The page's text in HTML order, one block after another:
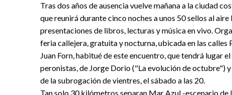
Tras dos años de ausencia vuelve mañana a la ciudad
que reunirá durante cinco noches a unos 50 sellos al
presentaciones de libros, lecturas y música en vivo.
feria callejera, gratuita y nocturna, ubicada en las calles
Juan Forn, habitué de este encuentro, que tendrá lugar
peronistas, de Jorge Dorio ("La evolución de octubre")
de la subrogación de vientres, el sábado a las 20.
Tan solo 30 kilómetros separan Mar Azul -escenario